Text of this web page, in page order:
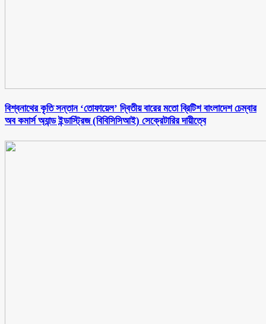
বিশ্বনাথের কৃতি সন্তান ‘তোফায়েল’ দ্বিতীয় বারের মতো ব্রিটিশ বাংলাদেশ চেম্বার
অব কমার্স অ্যান্ড ইন্ডাস্ট্রিজ (বিবিসিসিআই) সেক্রেটারির দায়ীত্বে